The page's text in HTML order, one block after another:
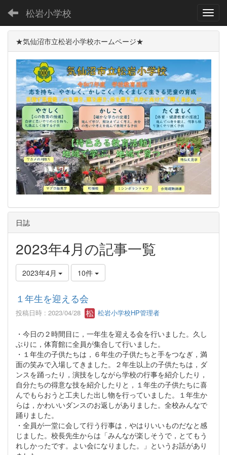
松岩小学校
★気仙沼市立松岩小学校ホームページ★
日誌
2023年4月の記事一覧
2023年4月 10件
１年生を迎える会
投稿日時 : 2023/04/28 松岩小学校HP管理者
・今日の２時間目に，一年生を迎える会を行いました。久し
ぶりに，体育館に全員が集合して行いました。
・１年生の子供たちは，６年生の子供たちと手をつなぎ，満
面の笑みで入場してきました。２年生以上の子供たちは，ダ
ンスを踊ったり，演技をしながら学校の行事を紹介したり，
自分たちの得意な技を紹介したりと，１年生の子供たちに喜
んでもらおうと工夫した出し物を行っていました。１年生か
らは，かわいいダンスのお返しがありました。全校みんなで
踊りました。
・全員が一堂に会して行う行事は，やはりいいものだなと感
じました。校長先生からは「みんなが楽しそうで，とてもう
れしかったです。よい会になりました。」というお話があり